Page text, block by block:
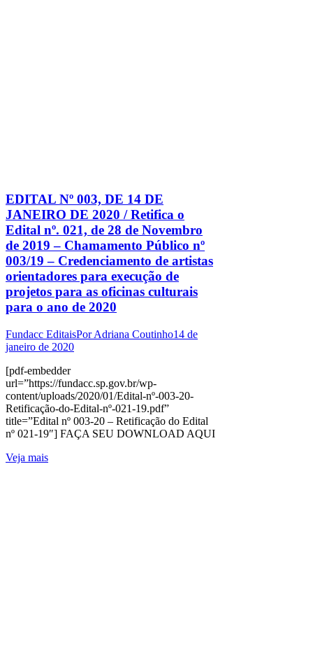
EDITAL Nº 003, DE 14 DE
JANEIRO DE 2020 / Retifica o
Edital nº. 021, de 28 de Novembro
de 2019 – Chamamento Público nº
003/19 – Credenciamento de artistas
orientadores para execução de
projetos para as oficinas culturais
para o ano de 2020
Fundacc EditaisPorAdriana Coutinho14 de
janeiro de 2020
[pdf-embedder
url=”https://fundacc.sp.gov.br/wp-
content/uploads/2020/01/Edital-nº-003-20-
Retificação-do-Edital-nº-021-19.pdf”
title=”Edital nº 003-20 – Retificação do Edital
nº 021-19″] FAÇA SEU DOWNLOAD AQUI
Veja mais